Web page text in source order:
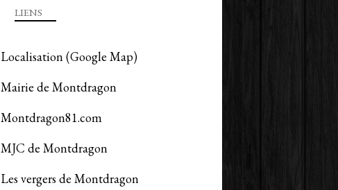
LIENS
Localisation (Google Map)
Mairie de Montdragon
Montdragon81.com
MJC de Montdragon
Les vergers de Montdragon